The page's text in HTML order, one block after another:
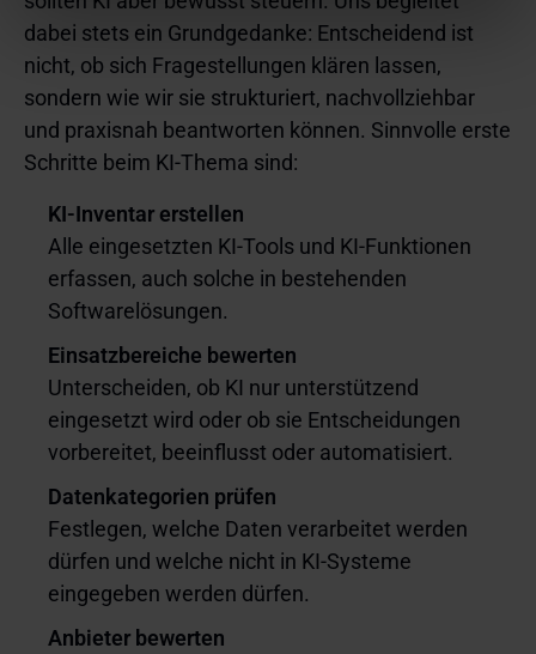
Einstellungen ändern oder eine erteilte Einwilligung mit
Wirkung für die Zukunft widerrufen. Weitere
Informationen zu den eingesetzten Technologien, ihren
Zwecken, Anbietern und Speicherdauern finden Sie in
unserer Cookie-Richtlinie.
dabei stets ein Grundgedanke: Entscheidend ist
nicht, ob sich Fragestellungen klären lassen,
sondern wie wir sie strukturiert, nachvollziehbar
und praxisnah beantworten können. Sinnvolle erste
Schritte beim KI-Thema sind:
KI-Inventar erstellen
Alle eingesetzten KI-Tools und KI-Funktionen
erfassen, auch solche in bestehenden
Softwarelösungen.
Einsatzbereiche bewerten
Unterscheiden, ob KI nur unterstützend
eingesetzt wird oder ob sie Entscheidungen
vorbereitet, beeinflusst oder automatisiert.
Datenkategorien prüfen
Festlegen, welche Daten verarbeitet werden
dürfen und welche nicht in KI-Systeme
eingegeben werden dürfen.
Anbieter bewerten